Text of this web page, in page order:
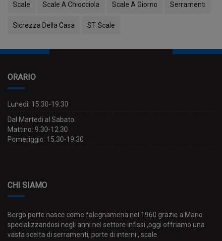
Scale Scale A Chiocciola Scale A Giorno Serramenti
Sicrezza Della Casa ST Scale
ORARIO
Lunedi: 15.30-19.30
Dal Martedi al Sabato:
Mattino: 9.30-12.30
Pomeriggio: 15.30-19.30
CHI SIAMO
Bergo porte nasce come falegnameria nel 1960 grazie a Mario
specializzandosi negli anni nel settore infissi ,oggi offriamo una
vasta scelta di serramenti, porte di interni , scale